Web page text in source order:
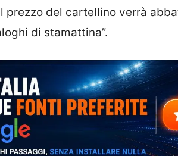
del cartellino verrà
di stamattina”.